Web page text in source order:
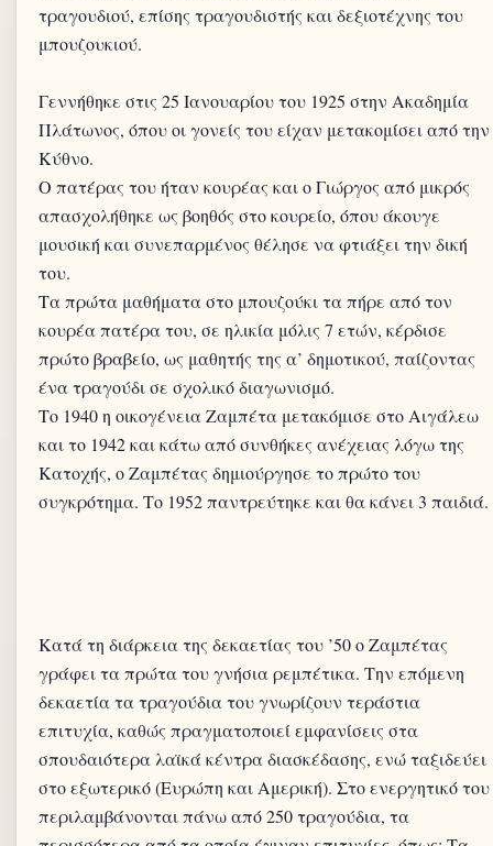
τραγουδιού, επίσης τραγουδιστής και δεξιοτέχνης του
μπουζουκιού.
Γεννήθηκε στις 25 Ιανουαρίου του 1925 στην Ακαδημία
Πλάτωνος, όπου οι γονείς του είχαν μετακομίσει από την
Κύθνο.
Ο πατέρας του ήταν κουρέας και ο Γιώργος από μικρός
απασχολήθηκε ως βοηθός στο κουρείο, όπου άκουγε
μουσική και συνεπαρμένος θέλησε να φτιάξει την δική
του.
Τα πρώτα μαθήματα στο μπουζούκι τα πήρε από τον
κουρέα πατέρα του, σε ηλικία μόλις 7 ετών, κέρδισε
πρώτο βραβείο, ως μαθητής της α’ δημοτικού, παίζοντας
ένα τραγούδι σε σχολικό διαγωνισμό.
Το 1940 η οικογένεια Ζαμπέτα μετακόμισε στο Αιγάλεω
και το 1942 και κάτω από συνθήκες ανέχειας λόγω της
Κατοχής, ο Ζαμπέτας δημιούργησε το πρώτο του
Κατά τη διάρκεια της δεκαετίας του ’50 ο Ζαμπέτας
γράφει τα πρώτα του γνήσια ρεμπέτικα. Την επόμενη
δεκαετία τα τραγούδια του γνωρίζουν τεράστια
επιτυχία, καθώς πραγματοποιεί εμφανίσεις στα
σπουδαιότερα λαϊκά κέντρα διασκέδασης, ενώ ταξιδεύει
στο εξωτερικό (Ευρώπη και Αμερική). Στο ενεργητικό του
περιλαμβάνονται πάνω από 250 τραγούδια, τα